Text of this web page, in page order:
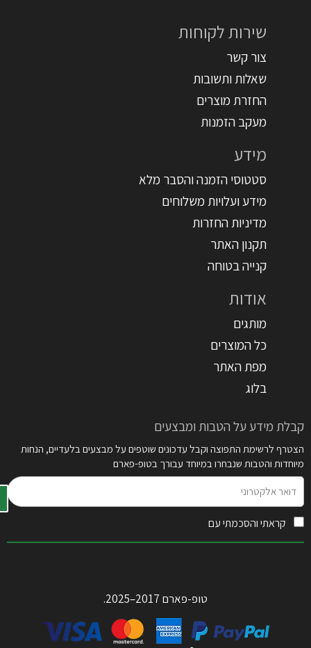
שירות לקוחות
צור קשר
שאלות ותשובות
החזרת מוצרים
מעקב הזמנות
מידע
סטטוסי הזמנה והסבר מלא
מידע ועלויות משלוחים
מדיניות החזרות
תקנון האתר
קנייה בטוחה
אודות
מותגים
כל המוצרים
מפת האתר
בלוג
קבלת מידע על הטבות ומבצעים
הצטרף לרשימת התפוצה וקבל עדכונים שוטפים על מבצעים בלעדיים, הנחות
מיוחדות והטבות שנבחרו במיוחד עבורך בטופ-פארם
אלקטרוני
קראתי והסכמתי עם
טופ-פארם 2017–2025.